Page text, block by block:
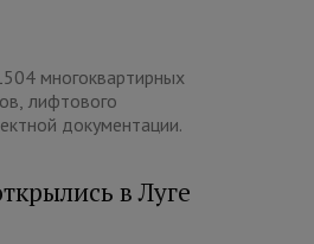
многоквартирных
лифтового
документации.
в Луге